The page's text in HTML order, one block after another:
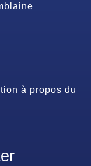
à propos du